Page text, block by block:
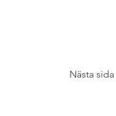
Nästa sida